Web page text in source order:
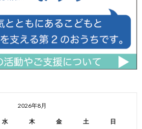
2026年8月
水 木 金 土 日